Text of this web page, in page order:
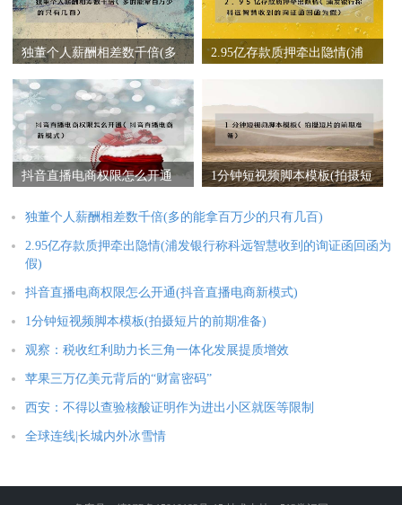
独董个人薪酬相差数千倍(多
2.95亿存款质押牵出隐情(浦
抖音直播电商权限怎么开通
1分钟短视频脚本模板(拍摄短
独董个人薪酬相差数千倍(多的能拿百万少的只有几百)
2.95亿存款质押牵出隐情(浦发银行称科远智慧收到的询证函回函为
假)
抖音直播电商权限怎么开通(抖音直播电商新模式)
1分钟短视频脚本模板(拍摄短片的前期准备)
观察：税收红利助力长三角一体化发展提质增效
苹果三万亿美元背后的“财富密码”
西安：不得以查验核酸证明作为进出小区就医等限制
全球连线|长城内外冰雪情